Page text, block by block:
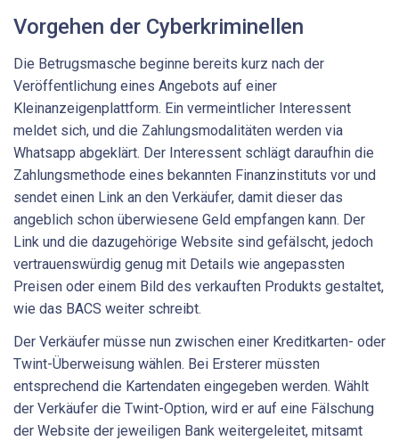
Vorgehen der Cyberkriminellen
Die Betrugsmasche beginne bereits kurz nach der
Veröffentlichung eines Angebots auf einer
Kleinanzeigenplattform. Ein vermeintlicher Interessent
meldet sich, und die Zahlungsmodalitäten werden via
Whatsapp abgeklärt. Der Interessent schlägt daraufhin die
Zahlungsmethode eines bekannten Finanzinstituts vor und
sendet einen Link an den Verkäufer, damit dieser das
angeblich schon überwiesene Geld empfangen kann. Der
Link und die dazugehörige Website sind gefälscht, jedoch
vertrauenswürdig genug mit Details wie angepassten
Preisen oder einem Bild des verkauften Produkts gestaltet,
wie das BACS weiter schreibt.
Der Verkäufer müsse nun zwischen einer Kreditkarten- oder
Twint-Überweisung wählen. Bei Ersterer müssten
entsprechend die Kartendaten eingegeben werden. Wählt
der Verkäufer die Twint-Option, wird er auf eine Fälschung
der Website der jeweiligen Bank weitergeleitet, mitsamt